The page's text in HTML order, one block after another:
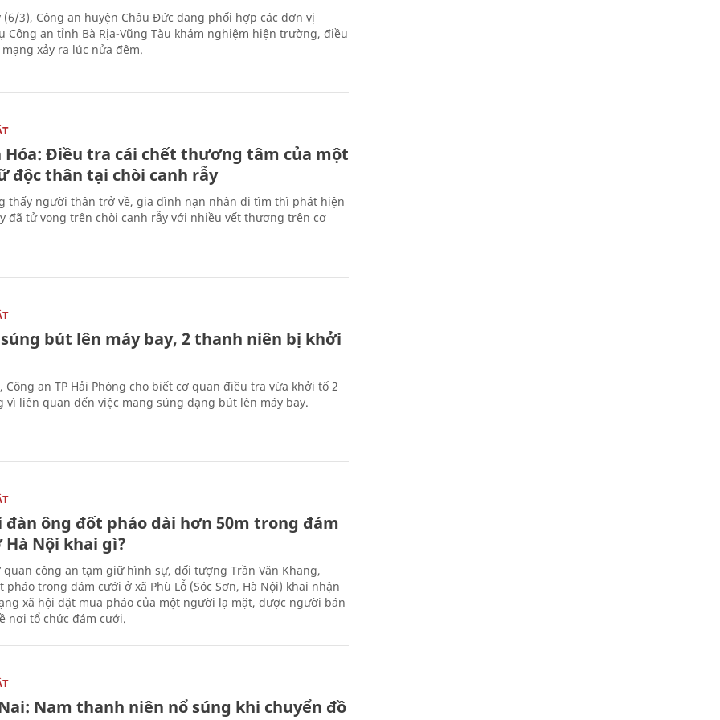
(6/3), Công an huyện Châu Đức đang phối hợp các đơn vị
Công an tỉnh Bà Rịa-Vũng Tàu khám nghiệm hiện trường, điều
xảy ra lúc nửa đêm.
Hóa: Điều tra cái chết thương tâm của một
độc thân tại chòi canh rẫy
thấy người thân trở về, gia đình nạn nhân đi tìm thì phát hiện
đã tử vong trên chòi canh rẫy với nhiều vết thương trên cơ
bút lên máy bay, 2 thanh niên bị khởi
Công an TP Hải Phòng cho biết cơ quan điều tra vừa khởi tố 2
vì liên quan đến việc mang súng dạng bút lên máy bay.
ông đốt pháo dài hơn 50m trong đám
Nội khai gì?
quan công an tạm giữ hình sự, đối tượng Trần Văn Khang,
pháo trong đám cưới ở xã Phù Lỗ (Sóc Sơn, Hà Nội) khai nhận
xã hội đặt mua pháo của một người lạ mặt, được người bán
nơi tổ chức đám cưới.
Nam thanh niên nổ súng khi chuyển đồ